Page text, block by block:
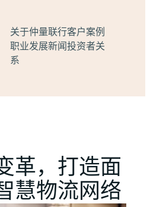
关于仲量联行客户案例
职业发展新闻投资者关
系
革，打造面
慧物流网络